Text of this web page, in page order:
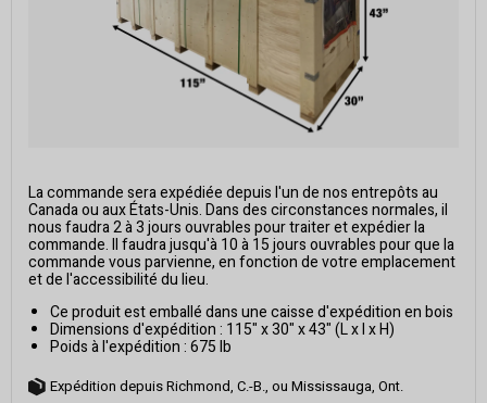
La commande sera expédiée depuis l'un de nos entrepôts au
Canada ou aux États-Unis. Dans des circonstances normales, il
nous faudra 2 à 3 jours ouvrables pour traiter et expédier la
commande. Il faudra jusqu'à 10 à 15 jours ouvrables pour que la
commande vous parvienne, en fonction de votre emplacement
et de l'accessibilité du lieu.
Ce produit est emballé dans une caisse d'expédition en bois
Dimensions d'expédition : 115" x 30" x 43" (L x l x H)
Poids à l'expédition : 675 lb
Expédition depuis Richmond, C.-B., ou Mississauga, Ont.